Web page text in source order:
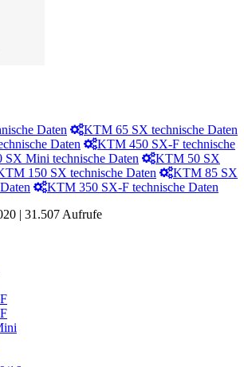
Daten
KTM 65 SX technische Daten
Daten
KTM 450 SX-F technische
Mini technische Daten
KTM 50 SX
150 SX technische Daten
KTM 85 SX
KTM 350 SX-F technische Daten
| 31.507 Aufrufe